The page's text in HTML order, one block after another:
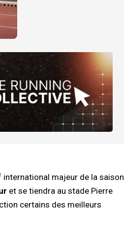
majeur de la saison
et se tiendra au stade Pierre
certains des meilleurs